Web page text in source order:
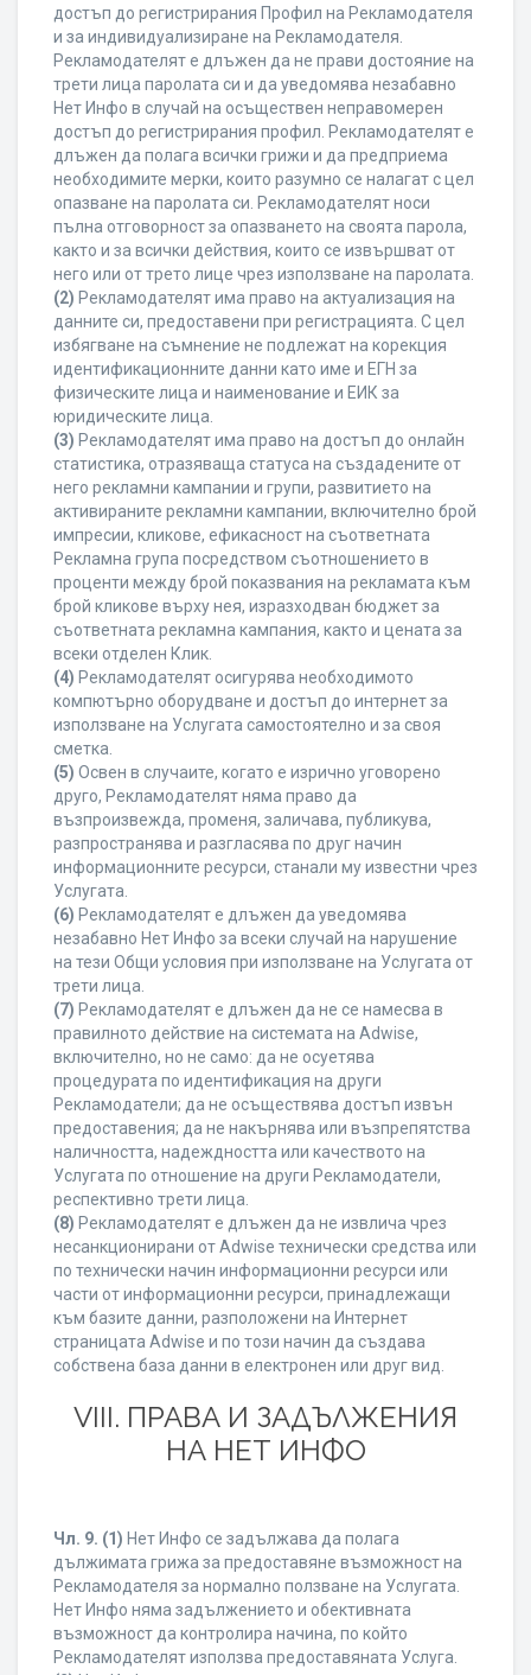
достъп до регистрирания Профил на Рекламодателя
и за индивидуализиране на Рекламодателя.
Рекламодателят е длъжен да не прави достояние на
трети лица паролата си и да уведомява незабавно
Нет Инфо в случай на осъществен неправомерен
достъп до регистрирания профил. Рекламодателят е
длъжен да полага всички грижи и да предприема
необходимите мерки, които разумно се налагат с цел
опазване на паролата си. Рекламодателят носи
пълна отговорност за опазването на своята парола,
както и за всички действия, които се извършват от
него или от трето лице чрез използване на паролата.
(2) Рекламодателят има право на актуализация на
данните си, предоставени при регистрацията. С цел
избягване на съмнение не подлежат на корекция
идентификационните данни като име и ЕГН за
физическите лица и наименование и ЕИК за
юридическите лица.
(3) Рекламодателят има право на достъп до онлайн
статистика, отразяваща статуса на създадените от
него рекламни кампании и групи, развитието на
активираните рекламни кампании, включително брой
импресии, кликове, ефикасност на съответната
Рекламна група посредством съотношението в
проценти между брой показвания на рекламата към
брой кликове върху нея, изразходван бюджет за
съответната рекламна кампания, както и цената за
всеки отделен Клик.
(4) Рекламодателят осигурява необходимото
компютърно оборудване и достъп до интернет за
използване на Услугата самостоятелно и за своя
сметка.
(5) Освен в случаите, когато е изрично уговорено
друго, Рекламодателят няма право да
възпроизвежда, променя, заличава, публикува,
разпространява и разгласява по друг начин
информационните ресурси, станали му известни чрез
Услугата.
(6) Рекламодателят е длъжен да уведомява
незабавно Нет Инфо за всеки случай на нарушение
на тези Общи условия при използване на Услугата от
трети лица.
(7) Рекламодателят е длъжен да не се намесва в
правилното действие на системата на Adwise,
включително, но не само: да не осуетява
процедурата по идентификация на други
Рекламодатели; да не осъществява достъп извън
предоставения; да не накърнява или възпрепятства
наличността, надеждността или качеството на
Услугата по отношение на други Рекламодатели,
респективно трети лица.
(8) Рекламодателят е длъжен да не извлича чрез
несанкционирани от Adwise технически средства или
по технически начин информационни ресурси или
части от информационни ресурси, принадлежащи
към базите данни, разположени на Интернет
страницата Adwise и по този начин да създава
собствена база данни в електронен или друг вид.
VIII. ПРАВА И ЗАДЪЛЖЕНИЯ
НА НЕТ ИНФО
Чл. 9. (1) Нет Инфо се задължава да полага
дължимата грижа за предоставяне възможност на
Рекламодателя за нормално ползване на Услугата.
Нет Инфо няма задължението и обективната
възможност да контролира начина, по който
Рекламодателят използва предоставяната Услуга.